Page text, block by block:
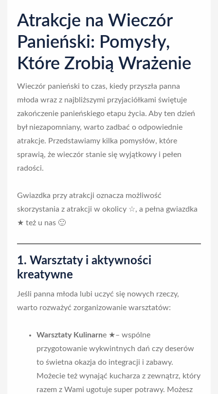
Atrakcje na Wieczór
Panieński: Pomysły,
Które Zrobią Wrażenie
Wieczór panieński to czas, kiedy przyszła panna
młoda wraz z najbliższymi przyjaciółkami świętuje
zakończenie panieńskiego etapu życia. Aby ten dzień
był niezapomniany, warto zadbać o odpowiednie
atrakcje. Przedstawiamy kilka pomysłów, które
sprawią, że wieczór stanie się wyjątkowy i pełen
radości.
Gwiazdka przy atrakcji oznacza możliwość
skorzystania z atrakcji w okolicy ☆, a pełna gwiazdka
★ też u nas 🙂
1. Warsztaty i aktywności
kreatywne
Jeśli panna młoda lubi uczyć się nowych rzeczy,
warto rozważyć zorganizowanie warsztatów:
Warsztaty Kulinarne ★– wspólne
przygotowanie wykwintnych dań czy deserów
to świetna okazja do integracji i zabawy.
Możecie też wynająć kucharza z zewnątrz, który
razem z Wami ugotuje super potrawy. Możesz